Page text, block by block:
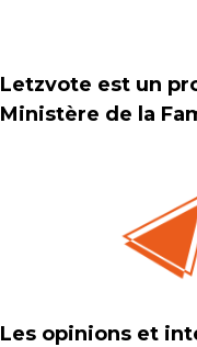
Letzvote est un
Ministère de la
Les opinions et